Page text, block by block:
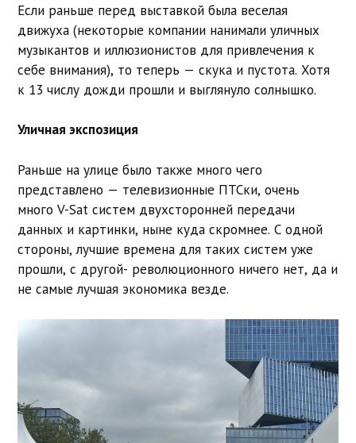
Если раньше перед выставкой была веселая
движуха (некоторые компании нанимали уличных
музыкантов и иллюзионистов для привлечения к
себе внимания), то теперь — скука и пустота. Хотя
к 13 числу дожди прошли и выглянуло солнышко.
Уличная экспозиция
Раньше на улице было также много чего
представлено — телевизионные ПТСки, очень
много V-Sat систем двухсторонней передачи
данных и картинки, ныне куда скромнее. С одной
стороны, лучшие времена для таких систем уже
прошли, с другой- революционного ничего нет, да и
не самые лучшая экономика везде.